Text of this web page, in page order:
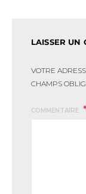
LAISSER UN
VOTRE
CHAMPS
COMMENTAIRE